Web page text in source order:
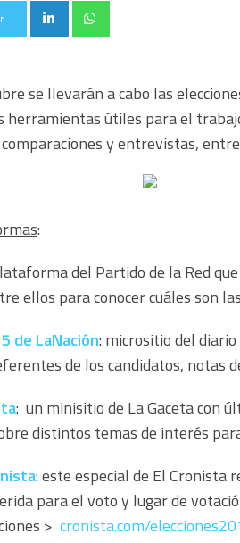
se llevarán a cabo las
herramientas útiles para el
y entrevistas,
:
del Partido de la Red
ellos para conocer cuáles son
de LaNación: micrositio del
de los candidatos, notas
: un minisitio de La Gaceta con
distintos temas de interés
: este especial de El Cronista
para el voto y lugar de
> cronista.com/